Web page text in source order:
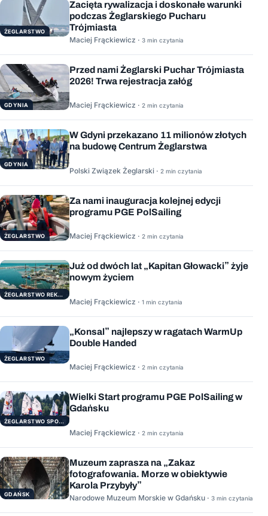
ŻEGLARSTWO
Zacięta rywalizacja i doskonałe warunki
podczas Żeglarskiego Pucharu
Trójmiasta
Maciej Frąckiewicz · 3 min czytania
GDYNIA
Przed nami Żeglarski Puchar Trójmiasta
2026! Trwa rejestracja załóg
Maciej Frąckiewicz · 2 min czytania
GDYNIA
W Gdyni przekazano 11 milionów złotych
na budowę Centrum Żeglarstwa
Polski Związek Żeglarski · 2 min czytania
ŻEGLARSTWO
Za nami inauguracja kolejnej edycji
programu PGE PolSailing
Maciej Frąckiewicz · 2 min czytania
ŻEGLARSTWO REKERACYJNE
Już od dwóch lat „Kapitan Głowacki” żyje
nowym życiem
Maciej Frąckiewicz · 1 min czytania
ŻEGLARSTWO
„Konsal” najlepszy w ragatach WarmUp
Double Handed
Maciej Frąckiewicz · 2 min czytania
ŻEGLARSTWO SPORTOWE
Wielki Start programu PGE PolSailing w
Gdańsku
Maciej Frąckiewicz · 2 min czytania
GDAŃSK
Muzeum zaprasza na „Zakaz
fotografowania. Morze w obiektywie
Karola Przybyły”
Narodowe Muzeum Morskie w Gdańsku · 3 min czytania